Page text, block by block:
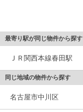
最寄り駅が同じ物件から探す
ＪＲ関西本線春田駅
同じ地域の物件から探す
名古屋市中川区